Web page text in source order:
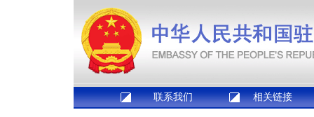
联系我们 相关链接